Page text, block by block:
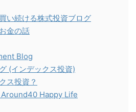
い続ける株式投資ブログ
金の話
Blog
(インデックス投資)
ス投資？
Around40 Happy Life